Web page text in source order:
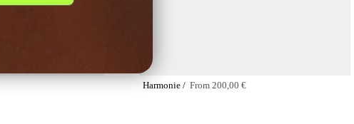
Harmonie / From 200,00 €